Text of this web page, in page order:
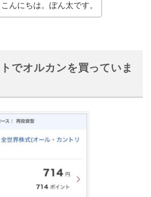
んにちは。ぽん太です。
でオルカンを買っていま